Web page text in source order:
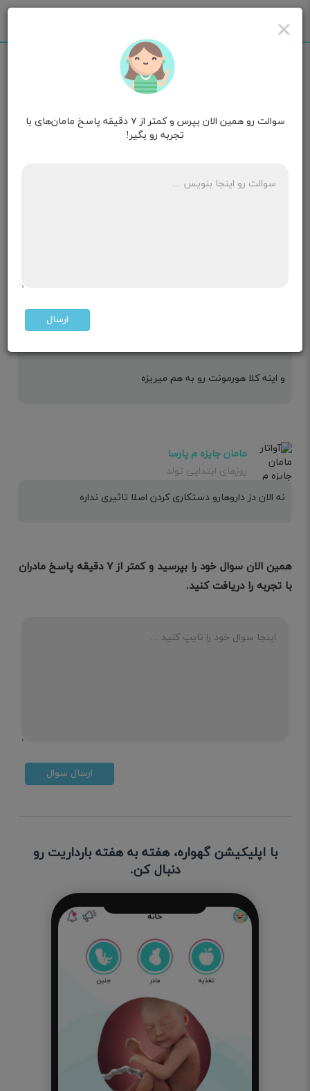
ائل ایستر قصد بارداری
و اینه کلا هورمونت رو به هم میریزه
مامان جایزه م پارسا
روزهای ابتدایی تولد
نه الان دز داروهارو دستکاری کردن اصلا تاثیری نداره
همین الان سوال خود را بپرسید و کمتر از ۷ دقیقه پاسخ مادران
با تجربه را دریافت کنید.
ارسال سوال
با اپلیکیشن گهواره، هفته به هفته بارداریت رو
دنبال کن.
×
سوالت رو همین الان بپرس و کمتر از ۷ دقیقه پاسخ مامان‌های با
تجربه رو بگیر!
ارسال